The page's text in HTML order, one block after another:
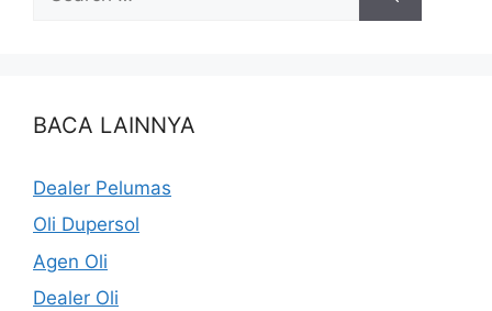
BACA LAINNYA
Dealer Pelumas
Oli Dupersol
Agen Oli
Dealer Oli